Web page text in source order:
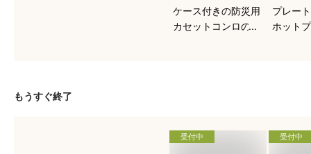
ケース付きの防災用
カセットコンロのお
プレー
ホット
もうすぐ終了
受付中 受付中